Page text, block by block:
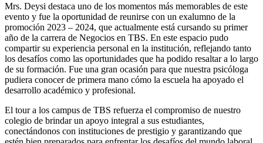
Mrs. Deysi destaca uno de los momentos más memorables de este
evento y fue la oportunidad de reunirse con un exalumno de la
promoción 2023 – 2024, que actualmente está cursando su primer
año de la carrera de Negocios en TBS. En este espacio pudo
compartir su experiencia personal en la institución, reflejando tanto
los desafíos como las oportunidades que ha podido resaltar a lo largo
de su formación. Fue una gran ocasión para que nuestra psicóloga
pudiera conocer de primera mano cómo la escuela ha apoyado el
desarrollo académico y profesional.
El tour a los campus de TBS refuerza el compromiso de nuestro
colegio de brindar un apoyo integral a sus estudiantes,
conectándonos con instituciones de prestigio y garantizando que